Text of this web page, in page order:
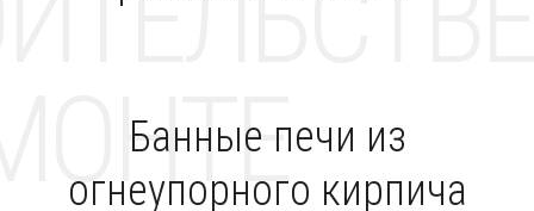
Банные печи из
огнеупорного кирпича